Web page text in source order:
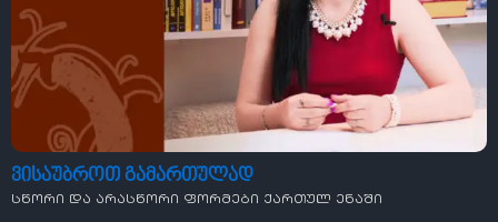
ვისაუბროთ გამართულად
სწორი და არასწორი ფორმები ქართულ ენაში